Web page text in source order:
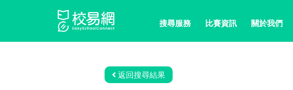
搜尋服務 比賽資訊 關於我們
返回搜尋結果